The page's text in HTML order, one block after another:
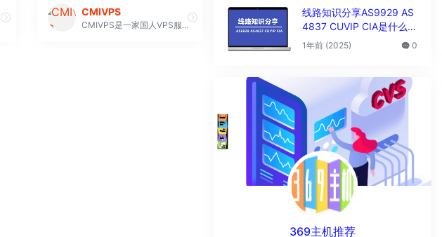
CMIVPS
CMIVPS是一家国人VPS服务商，主要提供基于KVM架构的VPS主机
线路知识分享AS9929 AS
4837 CUVIP CIA是什么线
路?
1年前 (2025) 0
369主机推荐